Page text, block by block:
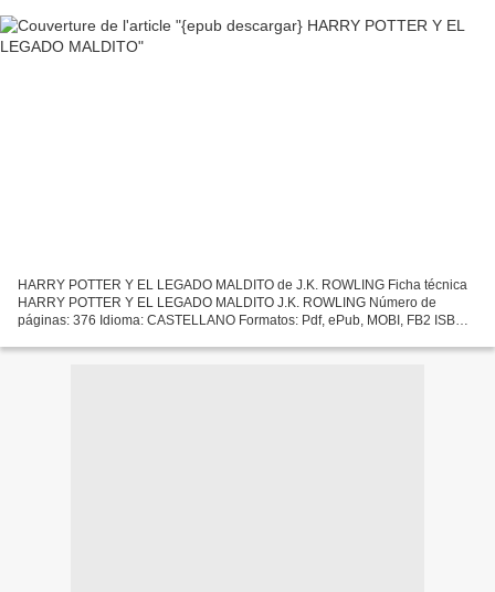
HARRY POTTER Y EL LEGADO MALDITO de J.K. ROWLING Ficha técnica
HARRY POTTER Y EL LEGADO MALDITO J.K. ROWLING Número de
páginas: 376 Idioma: CASTELLANO Formatos: Pdf, ePub, MOBI, FB2 ISBN:
EDICIONES...